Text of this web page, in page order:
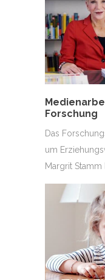
Forschung
Das
um
Margrit Stamm